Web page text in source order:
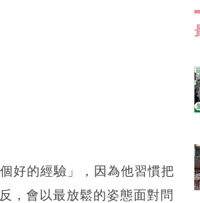
好的經驗」，因為他習慣把
，會以最放鬆的姿態面對問